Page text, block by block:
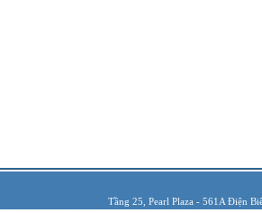
Tầng 25, Pearl Plaza - 561A Điện